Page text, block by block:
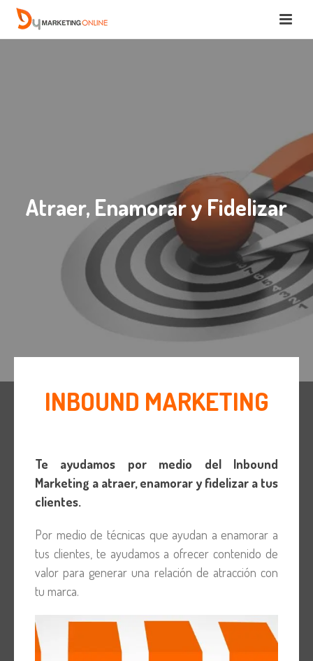
Atraer, Enamorar y Fidelizar
INBOUND MARKETING
Te ayudamos por medio del Inbound
Marketing a atraer, enamorar y fidelizar a tus
clientes.
Por medio de técnicas que ayudan a enamorar a
tus clientes, te ayudamos a ofrecer contenido de
valor para generar una relación de atracción con
tu marca.